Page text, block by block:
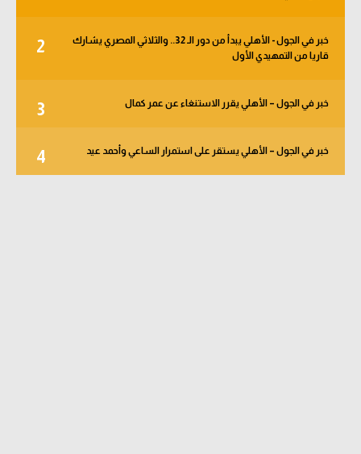
2
خبر في الجول - الأهلي يبدأ من دور الـ 32.. والثلاثي المصري يشارك
قاريا من التمهيدي الأول
3 خبر في الجول – الأهلي يقرر الاستنغاء عن عمر كمال
4 خبر في الجول – الأهلي يستقر على استمرار الساعي وأحمد عيد